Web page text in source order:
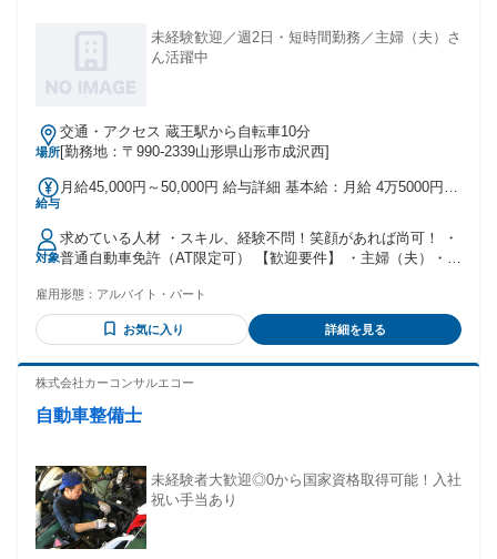
未経験歓迎／週2日・短時間勤務／主婦（夫）さ
ん活躍中
場所
交通・アクセス 蔵王駅から自転車10分
[勤務地：〒990-2339山形県山形市成沢西]
給与
月給45,000円～50,000円 給与詳細 基本給：月給 4万5000円
れる通勤・皆勤・家族手当金額：なし 全員に一律で支払われ
るその他手当金額：なし ・皆勤手当あり ・車両手当あり ・
夏冬特別手当あり
対象
求めている人材 ・スキル、経験不問！笑顔があれば尚可！ ・
普通自動車免許（AT限定可） 【歓迎要件】 ・主婦（夫）・シ
100%利用可能です！ ※自家用車持ち込みの方には、持込手
当・ガソリン代を支給します♪
雇用形態： アルバイト・パート
お気に入り 詳細を見る
株式会社カーコンサルエコー
自動車整備士
未経験者大歓迎◎0から国家資格取得可能！入社
祝い手当あり